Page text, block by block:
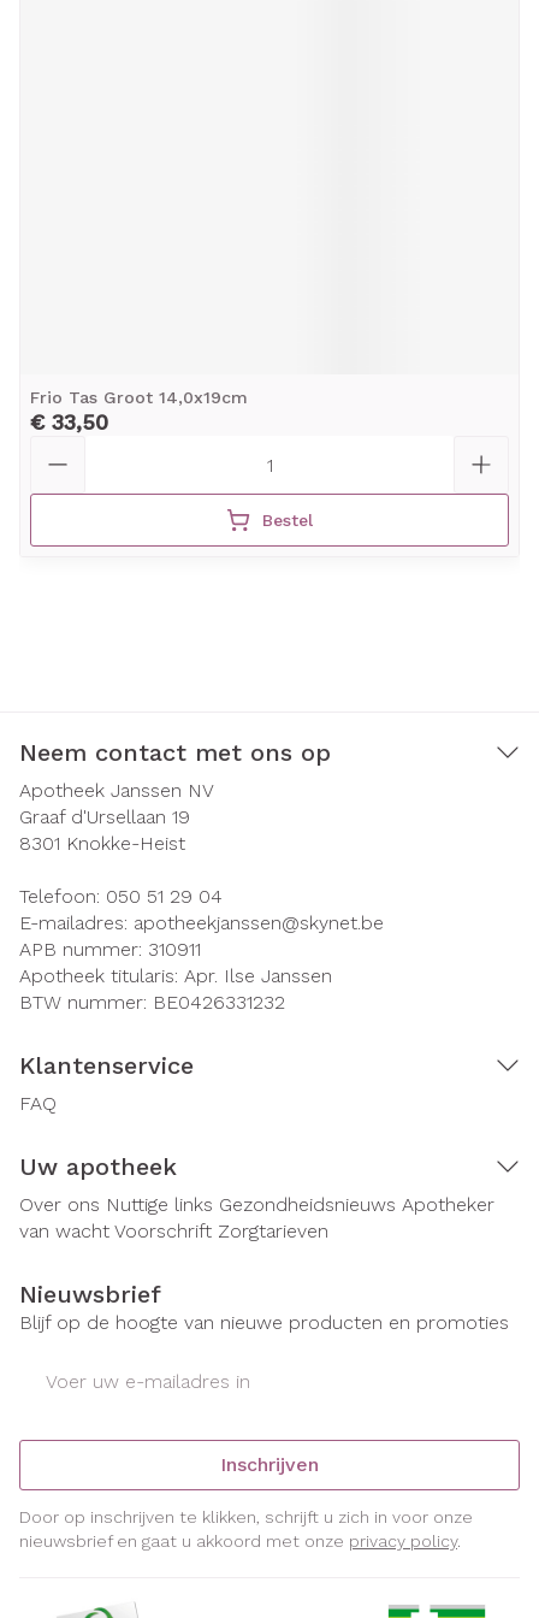
Frio Tas Groot 14,0x19cm
€ 33,50
Bestel
Neem contact met ons op
Apotheek Janssen NV
Graaf d'Ursellaan 19
8301 Knokke-Heist
Telefoon: 050 51 29 04
E-mailadres: apotheekjanssen@skynet.be
APB nummer: 310911
Apotheek titularis: Apr. Ilse Janssen
BTW nummer: BE0426331232
Klantenservice
FAQ
Uw apotheek
Over ons Nuttige links Gezondheidsnieuws Apotheker
van wacht Voorschrift Zorgtarieven
Nieuwsbrief
Blijf op de hoogte van nieuwe producten en promoties
Inschrijven
Door op inschrijven te klikken, schrijft u zich in voor onze
nieuwsbrief en gaat u akkoord met onze privacy policy.